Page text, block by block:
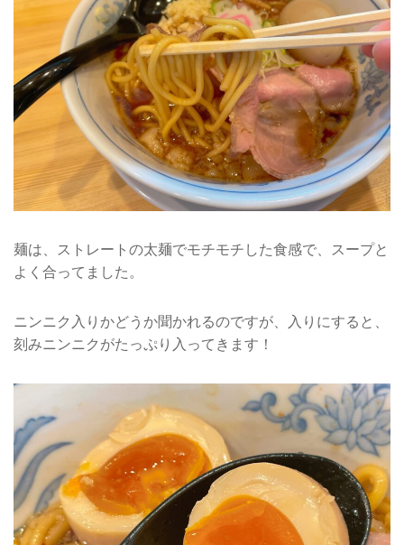
麺は、ストレートの太麺でモチモチした食感で、スープと
よく合ってました。
ニンニク入りかどうか聞かれるのですが、入りにすると、
刻みニンニクがたっぷり入ってきます！